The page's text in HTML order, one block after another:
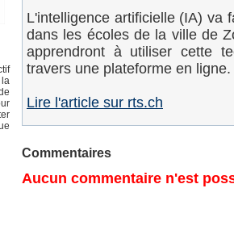
L'intelligence artificielle (IA) va
dans les écoles de la ville de
apprendront à utiliser cette
travers une plateforme en ligne.
Lire l'article sur rts.ch
Commentaires
Aucun commentaire n'est